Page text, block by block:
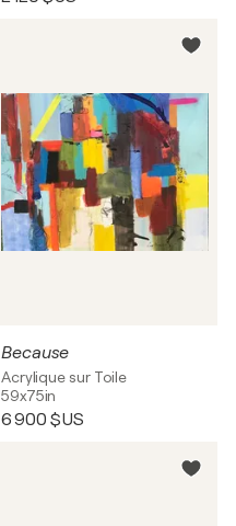
Because
Acrylique sur Toile
59x75in
6 900 $US